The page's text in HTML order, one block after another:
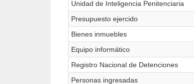
Unidad de Inteligencia Penitenciaria
Presupuesto ejercido
Bienes inmuebles
Equipo informático
Registro Nacional de Detenciones
Personas ingresadas